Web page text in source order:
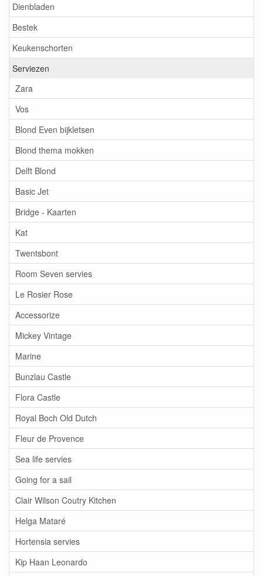
Dienbladen
Bestek
Keukenschorten
Serviezen
Zara
Vos
Blond Even bijkletsen
Blond thema mokken
Delft Blond
Basic Jet
Bridge - Kaarten
Kat
Twentsbont
Room Seven servies
Le Rosier Rose
Accessorize
Mickey Vintage
Marine
Bunzlau Castle
Flora Castle
Royal Boch Old Dutch
Fleur de Provence
Sea life servies
Going for a sail
Clair Wilson Coutry Kitchen
Helga Mataré
Hortensia servies
Kip Haan Leonardo